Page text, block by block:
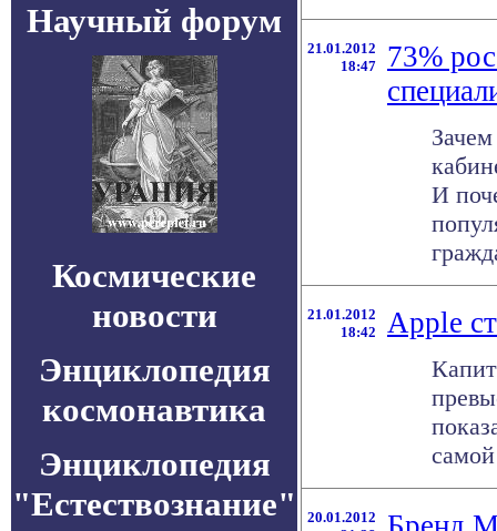
Научный форум
Космические
новости
Энциклопедия
космонавтика
Энциклопедия
"Естествознание"
21.01.2012
18:47
73%
И
21.01.2012
18:42
Apple
20.01.2012